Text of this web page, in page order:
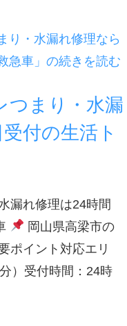
り・水漏れ修理なら
急車」の続きを読む
つまり・水漏
付の生活ト
漏れ修理は24時間
岡山県高梁市の
ポイント対応エリ
）受付時間：24時